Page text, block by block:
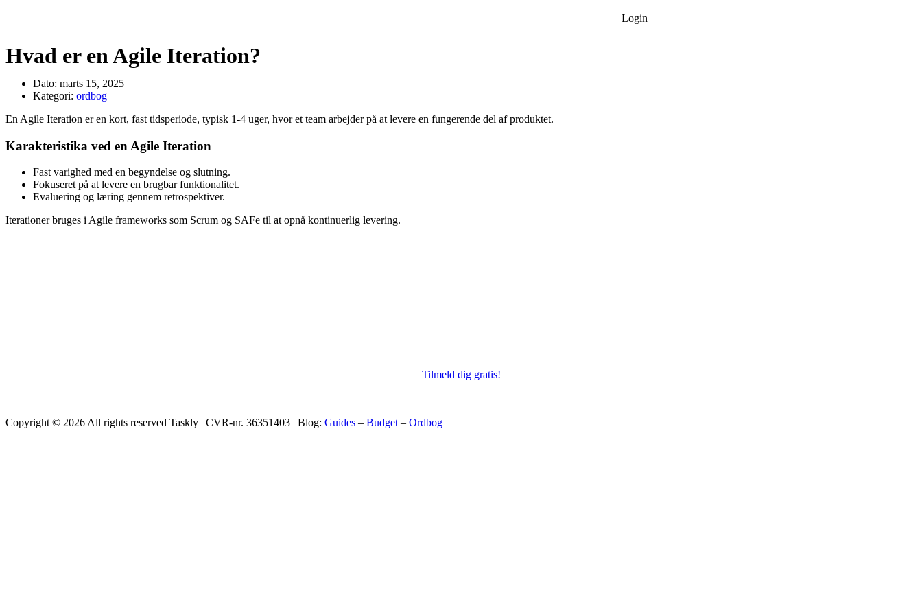
Login
Hvad er en Agile Iteration?
Dato: marts 15, 2025
Kategori: ordbog
En Agile Iteration er en kort, fast tidsperiode, typisk 1-4 uger, hvor et team arbejder på at levere en fungerende del af produktet.
Karakteristika ved en Agile Iteration
Fast varighed med en begyndelse og slutning.
Fokuseret på at levere en brugbar funktionalitet.
Evaluering og læring gennem retrospektiver.
Iterationer bruges i Agile frameworks som Scrum og SAFe til at opnå kontinuerlig levering.
Tilmeld dig gratis!
Copyright © 2026 All rights reserved Taskly | CVR-nr. 36351403 | Blog: Guides – Budget – Ordbog